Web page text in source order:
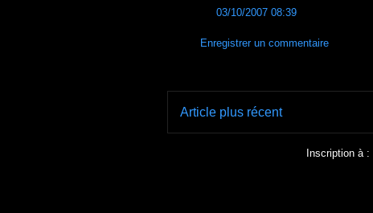
03/10/2007 08:39
Enregistrer un commentaire
Article plus récent
Inscription à :